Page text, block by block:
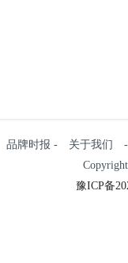
品牌时报 - 关于我们
豫ICP备